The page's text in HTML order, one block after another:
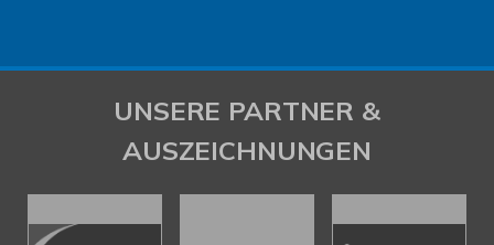
UNSERE PARTNER &
AUSZEICHNUNGEN